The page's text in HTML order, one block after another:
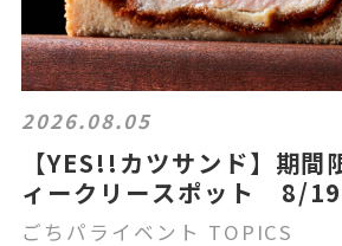
2026.08.05
【YES!!カツサンド】期間
ィークリースポット 8/
ごちパライベント TOPICS